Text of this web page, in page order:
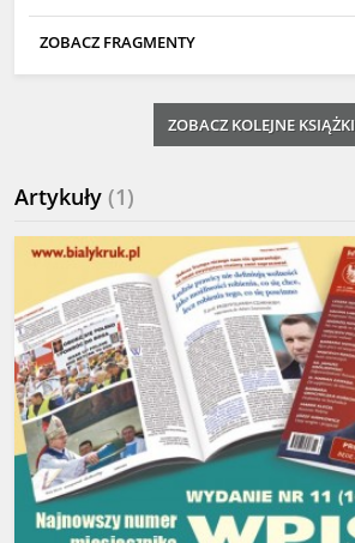
ZOBACZ FRAGMENTY
ZOBACZ KOLEJNE KSIĄŻKI
Artykuły (1)